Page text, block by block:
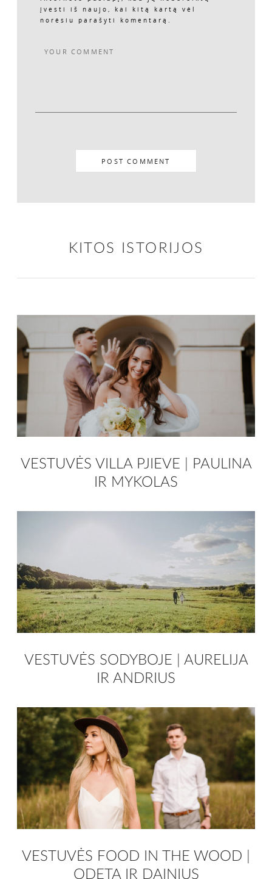
įvesti iš naujo, kai kitą kartą vėl
norėsiu parašyti komentarą.
KITOS ISTORIJOS
VESTUVĖS VILLA PJIEVE | PAULINA
IR MYKOLAS
VESTUVĖS SODYBOJE | AURELIJA
IR ANDRIUS
VESTUVĖS FOOD IN THE WOOD |
ODETA IR DAINIUS